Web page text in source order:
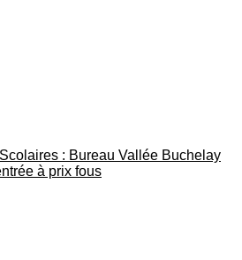
: Bureau Vallée Buchelay
à prix fous